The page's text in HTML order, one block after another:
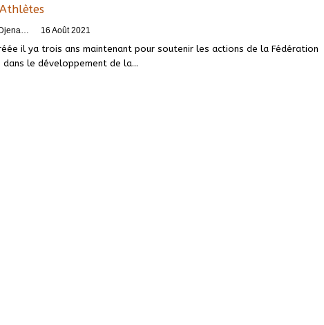
16 Août 2021
il ya trois ans maintenant pour soutenir les actions de la Fédération
dans le développement de la…